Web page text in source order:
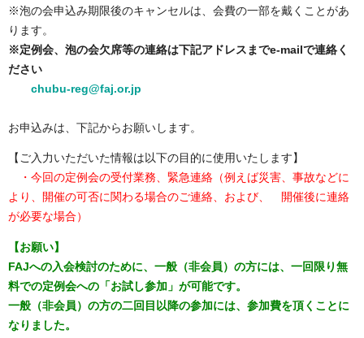
※泡の会申込み期限後のキャンセルは、会費の一部を戴くことがあ
ります。
※定例会、泡の会欠席等の連絡は下記アドレスまでe-mailで連絡く
ださい
chubu-reg@faj.or.jp
お申込みは、下記からお願いします。
【ご入力いただいた情報は以下の目的に使用いたします】
・今回の定例会の受付業務、緊急連絡（例えば災害、事故などに
より、開催の可否に関わる場合のご連絡、および、 開催後に連絡
が必要な場合）
【お願い】
FAJへの入会検討のために、一般（非会員）の方には、一回限り無
料での定例会への「お試し参加」が可能です。
一般（非会員）の方の二回目以降の参加には、参加費を頂くことに
なりました。